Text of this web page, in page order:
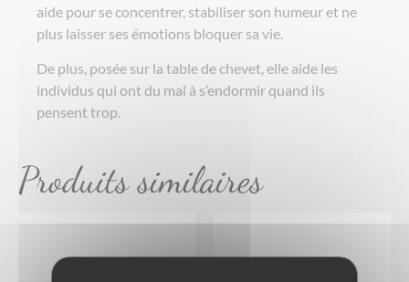
aide pour se concentrer, stabiliser son humeur et ne
plus laisser ses émotions bloquer sa vie.
De plus, posée sur la table de chevet, elle aide les
individus qui ont du mal à s’endormir quand ils
pensent trop.
Produits similaires